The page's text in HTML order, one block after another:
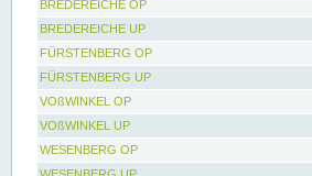
BREDEREICHE OP
BREDEREICHE UP
FÜRSTENBERG OP
FÜRSTENBERG UP
VOßWINKEL OP
VOßWINKEL UP
WESENBERG OP